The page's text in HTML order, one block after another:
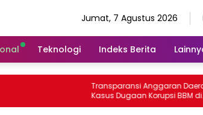
Jumat, 7 Agustus 2026
Teknologi Indeks Berita
Transparansi Anggaran
Kasus Dugaan Korupsi BBM di
Tanjungpinang yang Masih